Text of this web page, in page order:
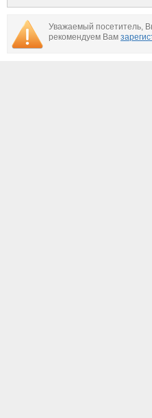
самом деле, версии
Уважаемый посетитель,
рекомендуем Вам